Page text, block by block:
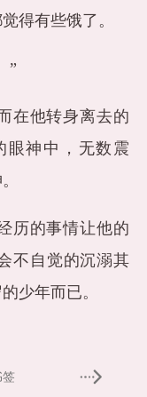
得有些饿了。
”
在他转身离去的
眼神中，无数震
历的事情让他的
不自觉的沉溺其
少年而已。